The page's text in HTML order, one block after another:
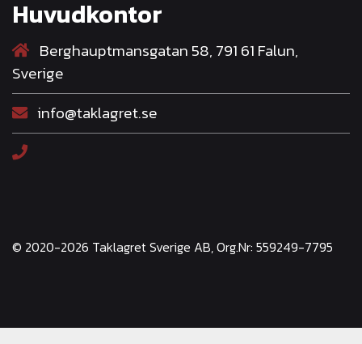
Huvudkontor
Berghauptmansgatan 58, 791 61 Falun,
Sverige
info@taklagret.se
© 2020-2026 Taklagret Sverige AB, Org.Nr: 559249-7795